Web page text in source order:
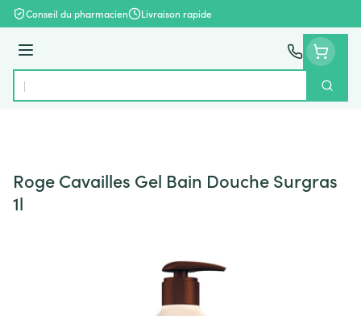
Aller au contenu
Conseil du pharmacien Livraison rapide
Menu
Rechercher
Roge Cavailles Gel Bain Douche Surgras
1l